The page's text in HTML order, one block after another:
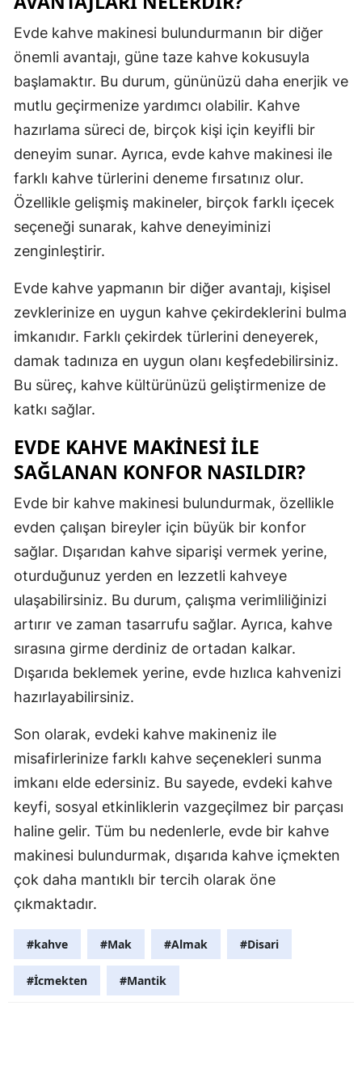
Sinop
Sivas
Tekirdağ
Tokat
Trabzon
Şanlıurfa
Uşak
Van
Yozgat
Bayburt
Karaman
Kırıkkale
Şırnak
Ardahan
Karabük
Kilis
Osmaniye
Evde kahve makinesi bulundurmanın bir diğer
önemli avantajı, güne taze kahve kokusuyla
başlamaktır. Bu durum, gününüzü daha enerjik ve
mutlu geçirmenize yardımcı olabilir. Kahve
hazırlama süreci de, birçok kişi için keyifli bir
deneyim sunar. Ayrıca, evde kahve makinesi ile
farklı kahve türlerini deneme fırsatınız olur.
Özellikle gelişmiş makineler, birçok farklı içecek
seçeneği sunarak, kahve deneyiminizi
zenginleştirir.
Evde kahve yapmanın bir diğer avantajı, kişisel
zevklerinize en uygun kahve çekirdeklerini bulma
imkanıdır. Farklı çekirdek türlerini deneyerek,
damak tadınıza en uygun olanı keşfedebilirsiniz.
Bu süreç, kahve kültürünüzü geliştirmenize de
katkı sağlar.
EVDE KAHVE MAKINESI ILE
SAĞLANAN KONFOR NASILDIR?
Evde bir kahve makinesi bulundurmak, özellikle
evden çalışan bireyler için büyük bir konfor
sağlar. Dışarıdan kahve siparişi vermek yerine,
oturduğunuz yerden en lezzetli kahveye
ulaşabilirsiniz. Bu durum, çalışma verimliliğinizi
artırır ve zaman tasarrufu sağlar. Ayrıca, kahve
sırasına girme derdiniz de ortadan kalkar.
Dışarıda beklemek yerine, evde hızlıca kahvenizi
hazırlayabilirsiniz.
Son olarak, evdeki kahve makineniz ile
misafirlerinize farklı kahve seçenekleri sunma
imkanı elde edersiniz. Bu sayede, evdeki kahve
keyfi, sosyal etkinliklerin vazgeçilmez bir parçası
haline gelir. Tüm bu nedenlerle, evde bir kahve
makinesi bulundurmak, dışarıda kahve içmekten
çok daha mantıklı bir tercih olarak öne
çıkmaktadır.
#kahve #Mak #Almak #Disari
#İcmekten #Mantik